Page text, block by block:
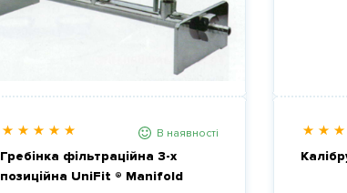
В наявності
Гребінка фільтраційна 3-х
позиційна UniFit ® Manifold